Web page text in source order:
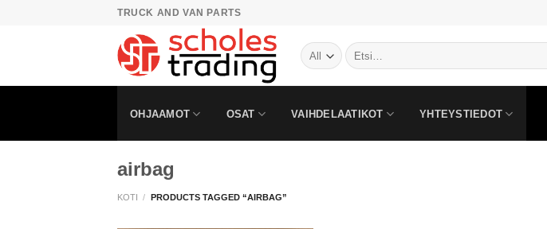
TRUCK AND VAN PARTS
OHJAAMOT OSAT VAIHDELAATIKOT YHTEYSTIEDOT
airbag
KOTI / PRODUCTS TAGGED “AIRBAG”